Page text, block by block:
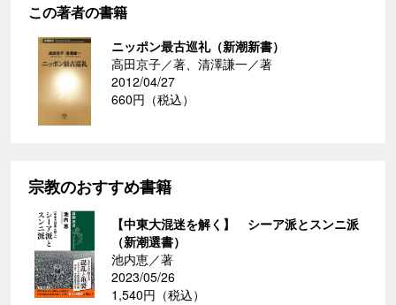
この著者の書籍
ニッポン最古巡礼（新潮新書）
高田京子／著、清澤謙一／著
2012/04/27
660円（税込）
宗教のおすすめ書籍
【中東大混迷を解く】 シーア派とスンニ派
（新潮選書）
池内恵／著
2023/05/26
1,540円（税込）